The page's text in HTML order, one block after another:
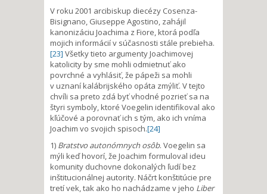
V roku 2001 arcibiskup diecézy Cosenza-
Bisignano, Giuseppe Agostino, zahájil
kanonizáciu Joachima z Fiore, ktorá podľa
mojich informácií v súčasnosti stále prebieha.
[23] Všetky tieto argumenty Joachimovej
katolicity by sme mohli odmietnuť ako
povrchné a vyhlásiť, že pápeži sa mohli
v uznaní kalábrijského opáta zmýliť. V tejto
chvíli sa preto zdá byť vhodné pozrieť sa na
štyri symboly, ktoré Voegelin identifikoval ako
kľúčové a porovnať ich s tým, ako ich vníma
Joachim vo svojich spisoch.[24]
1) Bratstvo autonómnych osôb. Voegelin sa
mýli keď hovorí, že Joachim formuloval ideu
komunity duchovne dokonalých ľudí bez
inštitucionálnej autority. Náčrt konštitúcie pre
tretí vek, tak ako ho nachádzame v jeho Liber